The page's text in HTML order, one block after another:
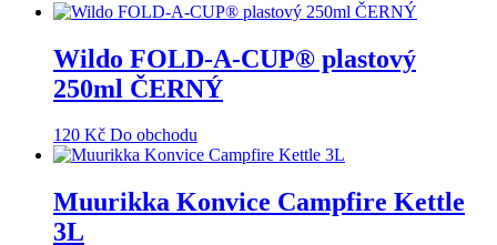
Wildo FOLD-A-CUP® plastový
250ml ČERNÝ
120 Kč Do obchodu
Muurikka Konvice Campfire Kettle
3L